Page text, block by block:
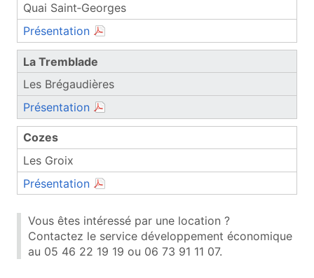
Quai Saint‑Georges
Présentation(document PDF, ouvre une nouvelle
La Tremblade
Les Brégaudières
Présentation(document PDF, ouvre une nouvelle
Cozes
Les Groix
Présentation(document PDF, ouvre une nouvelle
Vous êtes intéressé par une location ?
Contactez le service développement économique
au 05 46 22 19 19 ou 06 73 91 11 07.